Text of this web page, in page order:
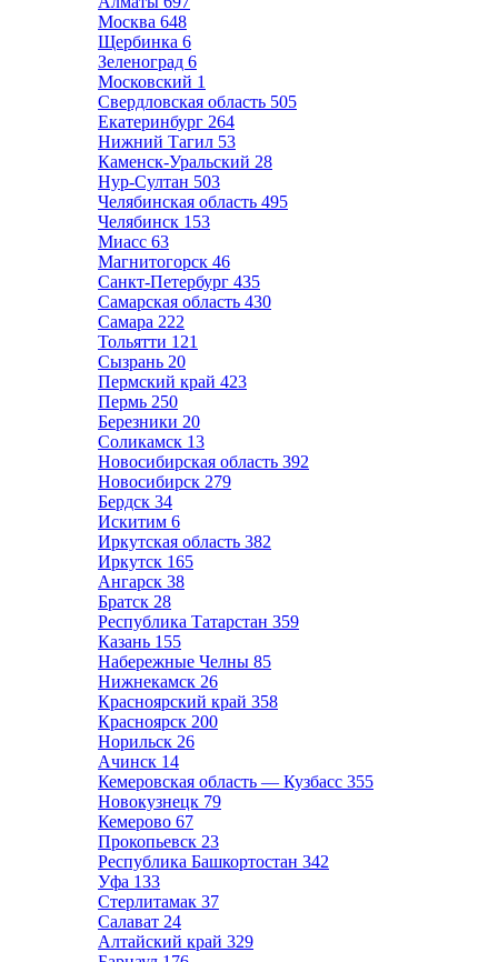
Москва 648
Щербинка 6
Зеленоград 6
Московский 1
Свердловская область 505
Екатеринбург 264
Нижний Тагил 53
Каменск-Уральский 28
Нур-Султан 503
Челябинская область 495
Челябинск 153
Миасс 63
Магнитогорск 46
Санкт-Петербург 435
Самарская область 430
Самара 222
Тольятти 121
Сызрань 20
Пермский край 423
Пермь 250
Березники 20
Соликамск 13
Новосибирская область 392
Новосибирск 279
Бердск 34
Искитим 6
Иркутская область 382
Иркутск 165
Ангарск 38
Братск 28
Республика Татарстан 359
Казань 155
Набережные Челны 85
Нижнекамск 26
Красноярский край 358
Красноярск 200
Норильск 26
Ачинск 14
Кемеровская область — Кузбасс 355
Новокузнецк 79
Кемерово 67
Прокопьевск 23
Республика Башкортостан 342
Уфа 133
Стерлитамак 37
Салават 24
Алтайский край 329